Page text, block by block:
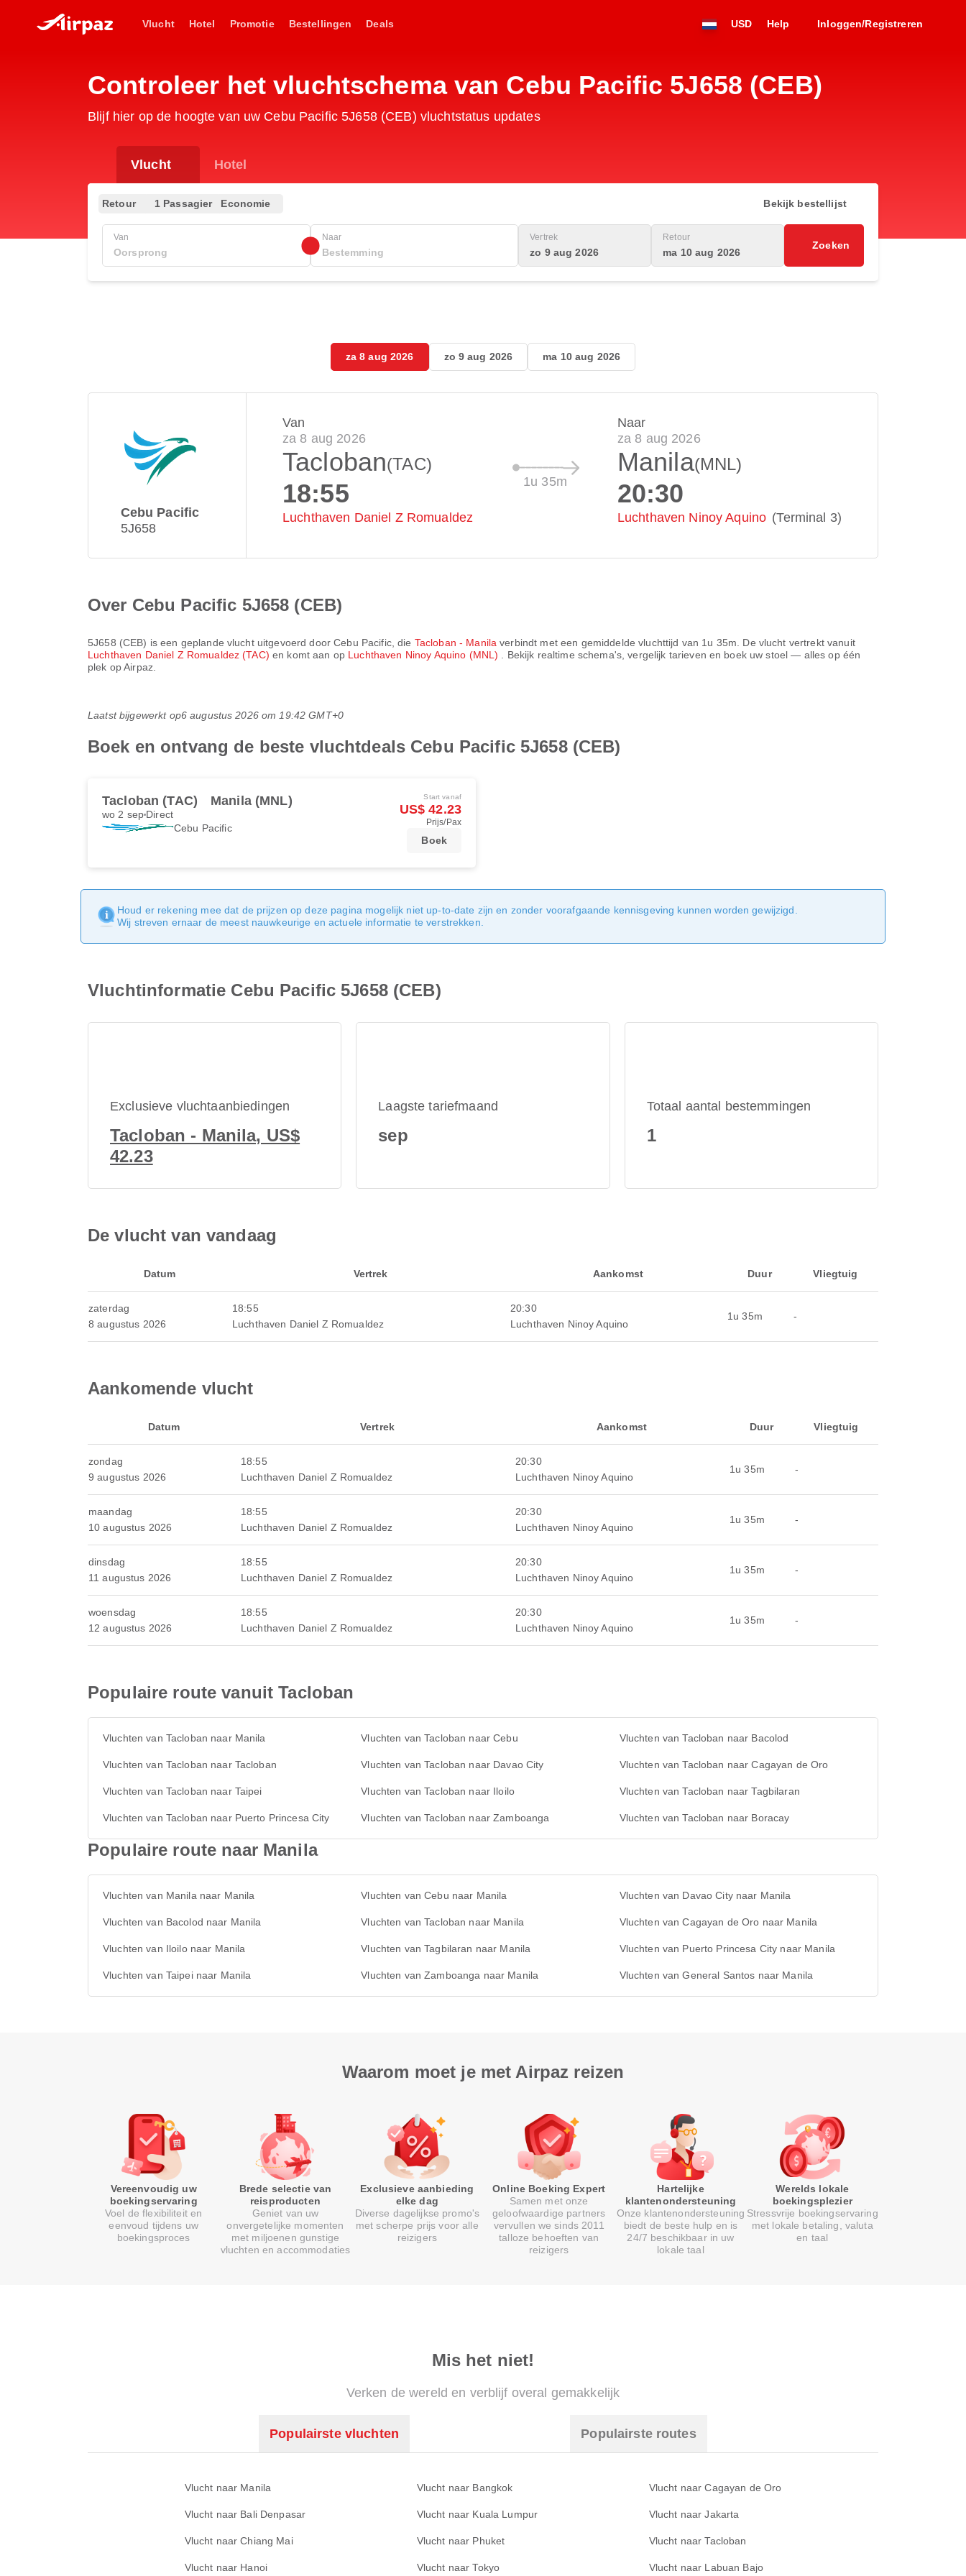
Vlucht Hotel Promotie Bestellingen Deals USD Help Inloggen/Registreren
Controleer het vluchtschema van Cebu Pacific 5J658 (CEB)
Blijf hier op de hoogte van uw Cebu Pacific 5J658 (CEB) vluchtstatus updates
Vlucht Hotel
Retour 1 Passagier Economie Bekijk bestellijst
Van Naar Vertrek
zo 9 aug 2026
Retour
ma 10 aug 2026
Zoeken
za 8 aug 2026 zo 9 aug 2026 ma 10 aug 2026
Cebu Pacific
5J658
Van
za 8 aug 2026
Tacloban(TAC)
18:55
Luchthaven Daniel Z Romualdez
1u 35m
Naar
za 8 aug 2026
Manila(MNL)
20:30
Luchthaven Ninoy Aquino (Terminal 3)
Over Cebu Pacific 5J658 (CEB)
5J658 (CEB) is een geplande vlucht uitgevoerd doorCebu Pacific, die Tacloban - Manila verbindt met een gemiddelde vluchttijd van 1u 35m . De vlucht vertrekt vanuit
Luchthaven Daniel Z Romualdez (TAC)en komt aan op Luchthaven Ninoy Aquino (MNL)
. Bekijk realtime schema's, vergelijk tarieven en boek uw stoel — alles op één
plek op Airpaz.
Laatst bijgewerkt op6 augustus 2026 om 19:42 GMT+0
Boek en ontvang de beste vluchtdeals Cebu Pacific 5J658 (CEB)
Tacloban (TAC) Manila (MNL)
wo 2 sep Direct
Cebu Pacific
Start vanaf
US$ 42.23
Prijs/Pax
Boek
Houd er rekening mee dat de prijzen op deze pagina mogelijk niet up-to-date zijn en zonder voorafgaande kennisgeving kunnen worden gewijzigd.
Wij streven ernaar de meest nauwkeurige en actuele informatie te verstrekken.
Vluchtinformatie Cebu Pacific 5J658 (CEB)
Exclusieve vluchtaanbiedingen
Tacloban - Manila, US$
42.23
Laagste tariefmaand
sep
Totaal aantal bestemmingen
1
De vlucht van vandaag
Datum Vertrek Aankomst Duur Vliegtuig
zaterdag
8 augustus 2026
18:55
Luchthaven Daniel Z Romualdez
20:30
Luchthaven Ninoy Aquino
1u 35m -
Aankomende vlucht
Datum Vertrek Aankomst Duur Vliegtuig
zondag
9 augustus 2026
18:55
Luchthaven Daniel Z Romualdez
20:30
Luchthaven Ninoy Aquino
1u 35m -
maandag
10 augustus 2026
18:55
Luchthaven Daniel Z Romualdez
20:30
Luchthaven Ninoy Aquino
1u 35m -
dinsdag
11 augustus 2026
18:55
Luchthaven Daniel Z Romualdez
20:30
Luchthaven Ninoy Aquino
1u 35m -
woensdag
12 augustus 2026
18:55
Luchthaven Daniel Z Romualdez
20:30
Luchthaven Ninoy Aquino
1u 35m -
Populaire route vanuit Tacloban
Vluchten van Tacloban naar Manila Vluchten van Tacloban naar Cebu Vluchten van Tacloban naar Bacolod
Vluchten van Tacloban naar Tacloban Vluchten van Tacloban naar Davao City Vluchten van Tacloban naar Cagayan de Oro
Vluchten van Tacloban naar Taipei Vluchten van Tacloban naar Iloilo Vluchten van Tacloban naar Tagbilaran
Vluchten van Tacloban naar Puerto Princesa City Vluchten van Tacloban naar Zamboanga Vluchten van Tacloban naar Boracay
Populaire route naar Manila
Vluchten van Manila naar Manila Vluchten van Cebu naar Manila Vluchten van Davao City naar Manila
Vluchten van Bacolod naar Manila Vluchten van Tacloban naar Manila Vluchten van Cagayan de Oro naar Manila
Vluchten van Iloilo naar Manila Vluchten van Tagbilaran naar Manila Vluchten van Puerto Princesa City naar Manila
Vluchten van Taipei naar Manila Vluchten van Zamboanga naar Manila Vluchten van General Santos naar Manila
Waarom moet je met Airpaz reizen
Vereenvoudig uw
boekingservaring
Voel de flexibiliteit en
eenvoud tijdens uw
boekingsproces
Brede selectie van
reisproducten
Geniet van uw
onvergetelijke momenten
met miljoenen gunstige
vluchten en accommodaties
Exclusieve aanbieding
elke dag
Diverse dagelijkse promo's
met scherpe prijs voor alle
reizigers
Online Boeking Expert
Samen met onze
geloofwaardige partners
vervullen we sinds 2011
talloze behoeften van
reizigers
Hartelijke
klantenondersteuning
Onze klantenondersteuning
biedt de beste hulp en is
24/7 beschikbaar in uw
lokale taal
Werelds lokale
boekingsplezier
Stressvrije boekingservaring
met lokale betaling, valuta
en taal
Mis het niet!
Verken de wereld en verblijf overal gemakkelijk
Populairste vluchten Populairste routes
Vlucht naar Manila Vlucht naar Bangkok Vlucht naar Cagayan de Oro
Vlucht naar Bali Denpasar Vlucht naar Kuala Lumpur Vlucht naar Jakarta
Vlucht naar Chiang Mai Vlucht naar Phuket Vlucht naar Tacloban
Vlucht naar Hanoi Vlucht naar Tokyo Vlucht naar Labuan Bajo